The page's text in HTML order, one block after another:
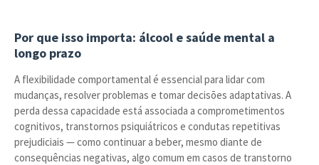
Por que isso importa: álcool e saúde mental a
longo prazo
A flexibilidade comportamental é essencial para lidar com
mudanças, resolver problemas e tomar decisões adaptativas. A
perda dessa capacidade está associada a comprometimentos
cognitivos, transtornos psiquiátricos e condutas repetitivas
prejudiciais — como continuar a beber, mesmo diante de
consequências negativas, algo comum em casos de transtorno